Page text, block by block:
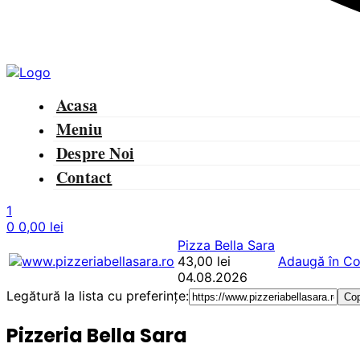
Menu
Acasa
Meniu
Despre Noi
Contact
1
0 0,00 lei
Pizza Bella Sara
43,00 lei
04.08.2026
Adaugă în
Legătură la lista cu preferințe:
Pizzeria Bella Sara